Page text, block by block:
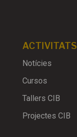
ACTIVITATS
Notícies
Cursos
Tallers CIB
Projectes CIB